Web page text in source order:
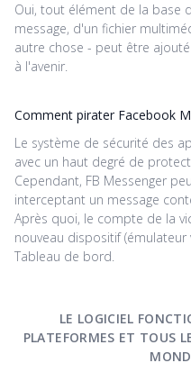
Oui, tout élément de la base
message, d'un fichier
autre chose - peut être
à l'avenir.
Comment pirater Facebook
Le système de sécurité des
avec un haut degré de
Cependant, FB Messenger
interceptant un message
Après quoi, le compte de la
nouveau dispositif
Tableau de bord.
LE LOGICIEL
PLATEFORMES ET TOUS